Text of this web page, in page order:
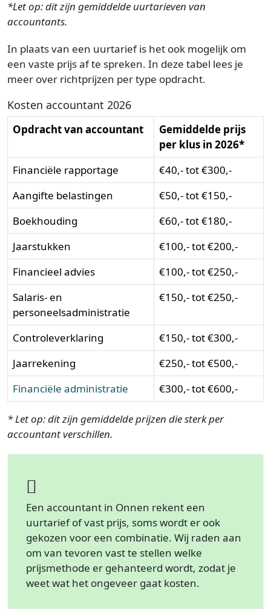
*Let op: dit zijn gemiddelde uurtarieven van
accountants.
In plaats van een uurtarief is het ook mogelijk om
een vaste prijs af te spreken. In deze tabel lees je
meer over richtprijzen per type opdracht.
Kosten accountant 2026
Opdracht van accountant
Gemiddelde prijs
per klus in 2026*
Financiële rapportage
€40,- tot €300,-
Aangifte belastingen
€50,- tot €150,-
Boekhouding
€60,- tot €180,-
Jaarstukken
€100,- tot €200,-
Financieel advies
€100,- tot €250,-
Salaris- en
personeelsadministratie
€150,- tot €250,-
Controleverklaring
€150,- tot €300,-
Jaarrekening
€250,- tot €500,-
Financiële administratie
€300,- tot €600,-
* Let op: dit zijn gemiddelde prijzen die sterk per
accountant verschillen.
Een accountant in Onnen rekent een
uurtarief of vast prijs, soms wordt er ook
gekozen voor een combinatie. Wij raden aan
om van tevoren vast te stellen welke
prijsmethode er gehanteerd wordt, zodat je
weet wat het ongeveer gaat kosten.